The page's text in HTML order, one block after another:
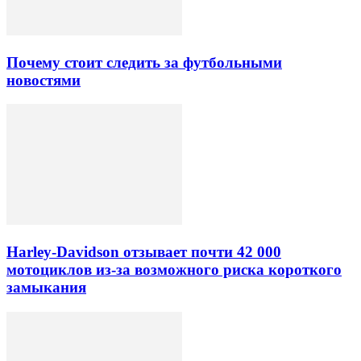
Почему стоит следить за футбольными
новостями
Harley-Davidson отзывает почти 42 000
мотоциклов из-за возможного риска короткого
замыкания